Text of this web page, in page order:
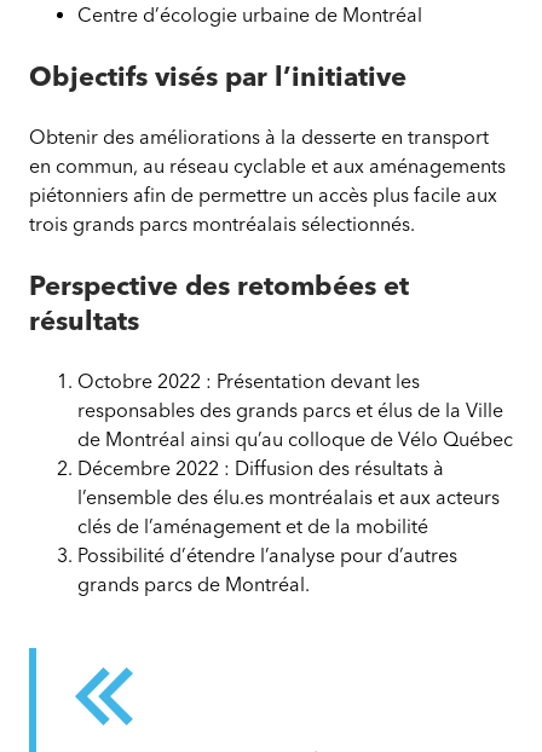
Centre d’écologie urbaine de Montréal
Objectifs visés par l’initiative
Obtenir des améliorations à la desserte en transport
en commun, au réseau cyclable et aux aménagements
piétonniers afin de permettre un accès plus facile aux
trois grands parcs montréalais sélectionnés.
Perspective des retombées et
résultats
Octobre 2022 : Présentation devant les
responsables des grands parcs et élus de la Ville
de Montréal ainsi qu’au colloque de Vélo Québec
Décembre 2022 : Diffusion des résultats à
l’ensemble des élu.es montréalais et aux acteurs
clés de l’aménagement et de la mobilité
Possibilité d’étendre l’analyse pour d’autres
grands parcs de Montréal.